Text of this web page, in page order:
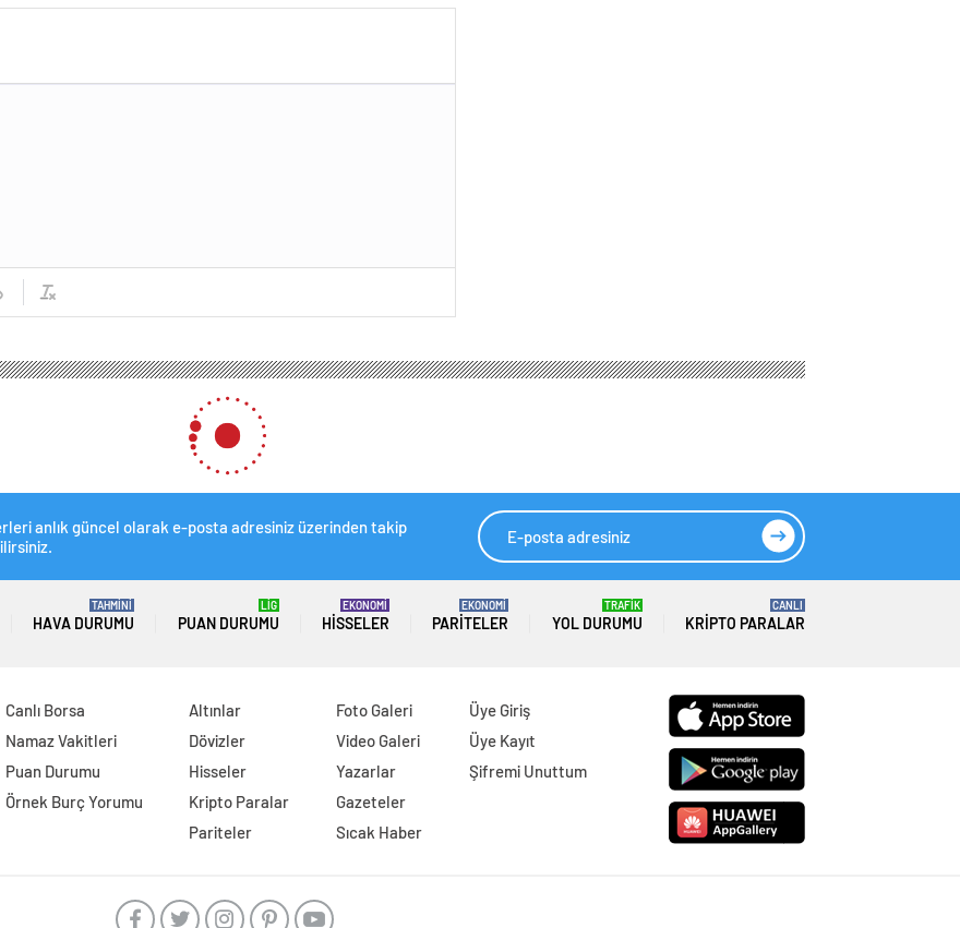
Yatırım Ofisi, Medeniyet Teknopark’a destek veriyor
Ofisi, Medeniyet Teknopark’a destek
GÖNDER
HABERLERİ